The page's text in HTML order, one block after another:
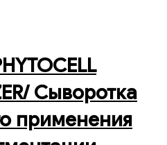
Сыворотка
применения